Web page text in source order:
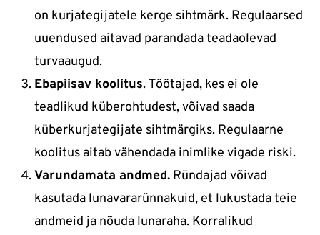
on kurjategijatele kerge sihtmärk. Regulaarsed
uuendused aitavad parandada teadaolevad
turvaaugud.
Ebapiisav koolitus. Töötajad, kes ei ole
teadlikud küberohtudest, võivad saada
küberkurjategijate sihtmärgiks. Regulaarne
koolitus aitab vähendada inimlike vigade riski.
Varundamata andmed. Ründajad võivad
kasutada lunavararünnakuid, et lukustada teie
andmeid ja nõuda lunaraha. Korralikud